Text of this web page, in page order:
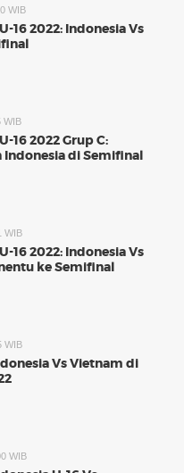
WIB
16 2022: Indonesia Vs
WIB
16 2022 Grup C:
Indonesia di Semifinal
WIB
16 2022: Indonesia Vs
ke Semifinal
WIB
Vs Vietnam di
WIB